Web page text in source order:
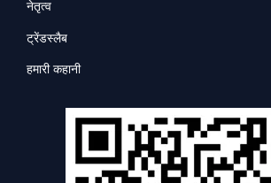
नेतृत्व
ट्रेंडस्लैब
हमारी कहानी